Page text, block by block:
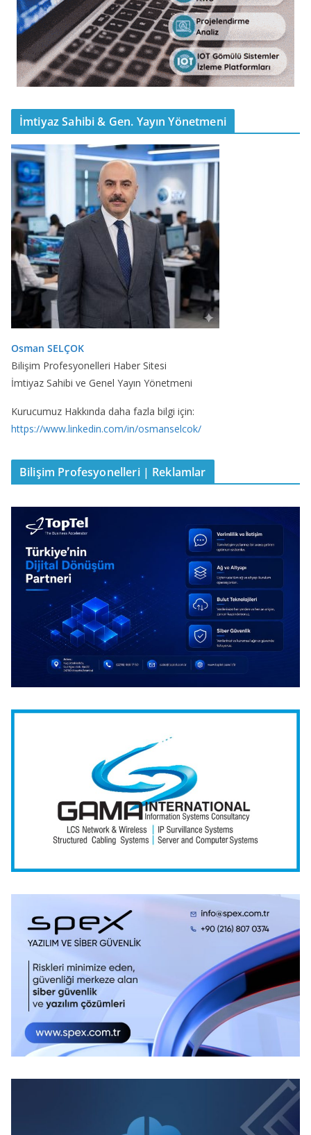
İmtiyaz Sahibi & Gen. Yayın Yönetmeni
Osman SELÇOK
Bilişim Profesyonelleri Haber Sitesi
İmtiyaz Sahibi ve Genel Yayın Yönetmeni
Kurucumuz Hakkında daha fazla bilgi için:
https://www.linkedin.com/in/osmanselcok/
Bilişim Profesyonelleri | Reklamlar